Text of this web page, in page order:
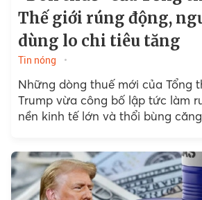
Thế giới rúng động,
dùng lo chi tiêu tăng
Tin nóng
Những dòng thuế mới của Tổng
Trump vừa công bố lập tức làm
nền kinh tế lớn và thổi bùng